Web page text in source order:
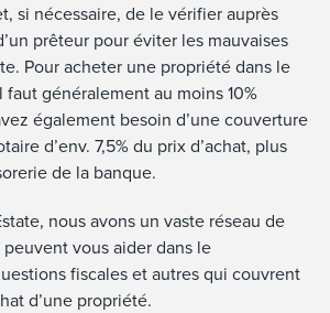
si nécessaire, de le vérifier auprès
prêteur pour éviter les mauvaises
Pour acheter une propriété dans le
faut généralement au moins 10%
également besoin d’une couverture
d’env. 7,5% du prix d’achat, plus
de la banque.
nous avons un vaste réseau de
vous aider dans le
fiscales et autres qui couvrent
d’une propriété.